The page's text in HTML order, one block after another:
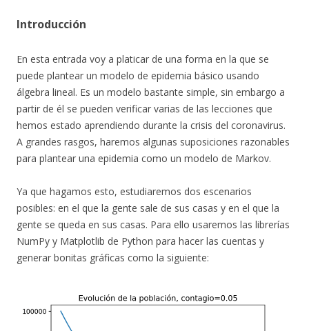
Introducción
En esta entrada voy a platicar de una forma en la que se
puede plantear un modelo de epidemia básico usando
álgebra lineal. Es un modelo bastante simple, sin embargo a
partir de él se pueden verificar varias de las lecciones que
hemos estado aprendiendo durante la crisis del coronavirus.
A grandes rasgos, haremos algunas suposiciones razonables
para plantear una epidemia como un modelo de Markov.
Ya que hagamos esto, estudiaremos dos escenarios
posibles: en el que la gente sale de sus casas y en el que la
gente se queda en sus casas. Para ello usaremos las librerías
NumPy y Matplotlib de Python para hacer las cuentas y
generar bonitas gráficas como la siguiente: